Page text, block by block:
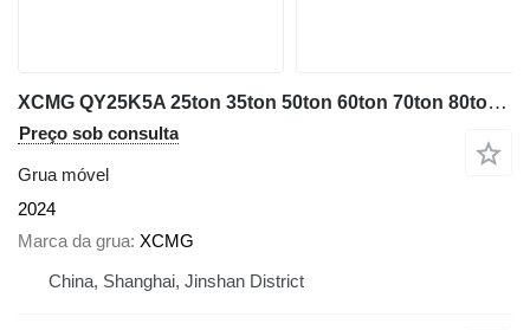
XCMG QY25K5A 25ton 35ton 50ton 60ton 70ton 80ton 100ton
Preço sob consulta
Grua móvel
2024
Marca da grua XCMG
China, Shanghai, Jinshan District